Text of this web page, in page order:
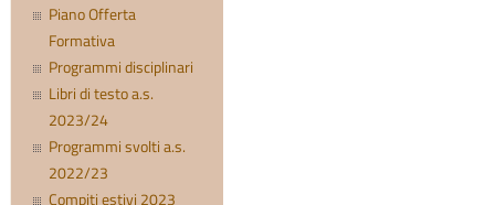
Piano Offerta
Formativa
Programmi disciplinari
Libri di testo a.s.
2023/24
Programmi svolti a.s.
2022/23
Compiti estivi 2023